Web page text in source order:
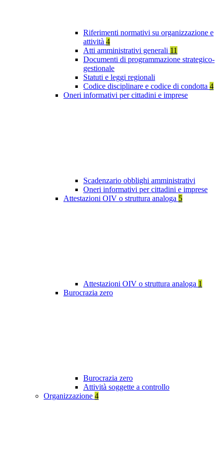
Riferimenti normativi su organizzazione e
attività 4
Atti amministrativi generali 11
Documenti di programmazione strategico-
gestionale
Statuti e leggi regionali
Codice disciplinare e codice di condotta 4
Oneri informativi per cittadini e imprese
Scadenzario obblighi amministrativi
Oneri informativi per cittadini e imprese
Attestazioni OIV o struttura analoga 5
Attestazioni OIV o struttura analoga 1
Burocrazia zero
Burocrazia zero
Attività soggette a controllo
Organizzazione 4